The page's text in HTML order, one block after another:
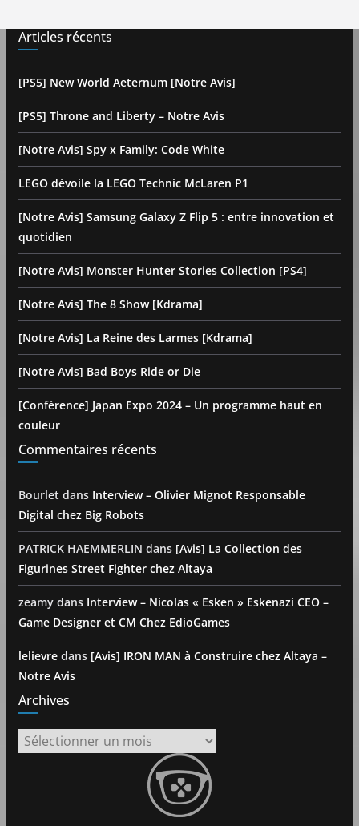
Articles récents
[PS5] New World Aeternum [Notre Avis]
[PS5] Throne and Liberty – Notre Avis
[Notre Avis] Spy x Family: Code White
LEGO dévoile la LEGO Technic McLaren P1
[Notre Avis] Samsung Galaxy Z Flip 5 : entre innovation et
quotidien
[Notre Avis] Monster Hunter Stories Collection [PS4]
[Notre Avis] The 8 Show [Kdrama]
[Notre Avis] La Reine des Larmes [Kdrama]
[Notre Avis] Bad Boys Ride or Die
[Conférence] Japan Expo 2024 – Un programme haut en
couleur
Commentaires récents
Bourlet dans Interview – Olivier Mignot Responsable
Digital chez Big Robots
PATRICK HAEMMERLIN dans [Avis] La Collection des
Figurines Street Fighter chez Altaya
zeamydans Interview – Nicolas « Esken » Eskenazi CEO –
Game Designer et CM Chez EdioGames
lelievredans [Avis] IRON MAN à Construire chez Altaya –
Notre Avis
Archives
Archives